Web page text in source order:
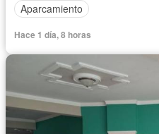
Aparcamiento
Hace 1 día, 8 horas